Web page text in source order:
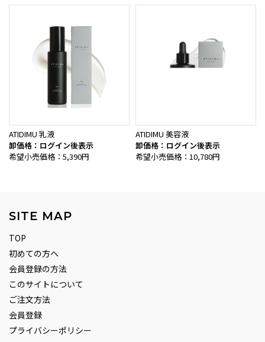
ATIDIMU 乳液
卸価格：ログイン後表示
希望小売価格：5,390円
ATIDIMU 美容液
卸価格：ログイン後表示
希望小売価格：10,780円
SITE MAP
TOP
初めての方へ
会員登録の方法
このサイトについて
ご注文方法
会員登録
プライバシーポリシー